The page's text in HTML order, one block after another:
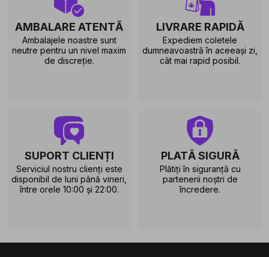
AMBALARE ATENTĂ
Ambalajele noastre sunt
neutre pentru un nivel maxim
de discreție.
LIVRARE RAPIDĂ
Expediem coletele
dumneavoastră în aceeași zi,
cât mai rapid posibil.
SUPORT CLIENȚI
Serviciul nostru clienți este
disponibil de luni până vineri,
între orele 10:00 și 22:00.
PLATĂ SIGURĂ
Plătiți în siguranță cu
partenerii noștri de
încredere.